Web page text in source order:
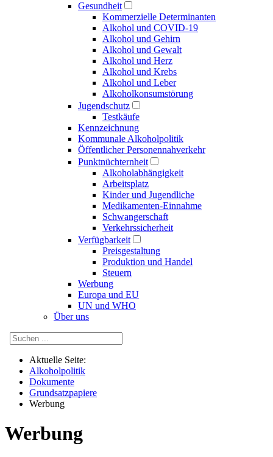
Gesundheit
Kommerzielle Determinanten
Alkohol und COVID-19
Alkohol und Gehirn
Alkohol und Gewalt
Alkohol und Herz
Alkohol und Krebs
Alkohol und Leber
Alkoholkonsumstörung
Jugendschutz
Testkäufe
Kennzeichnung
Kommunale Alkoholpolitik
Öffentlicher Personennahverkehr
Punktnüchternheit
Alkoholabhängigkeit
Arbeitsplatz
Kinder und Jugendliche
Medikamenten-Einnahme
Schwangerschaft
Verkehrssicherheit
Verfügbarkeit
Preisgestaltung
Produktion und Handel
Steuern
Werbung
Europa und EU
UN und WHO
Über uns
Aktuelle Seite:
Alkoholpolitik
Dokumente
Grundsatzpapiere
Werbung
Werbung